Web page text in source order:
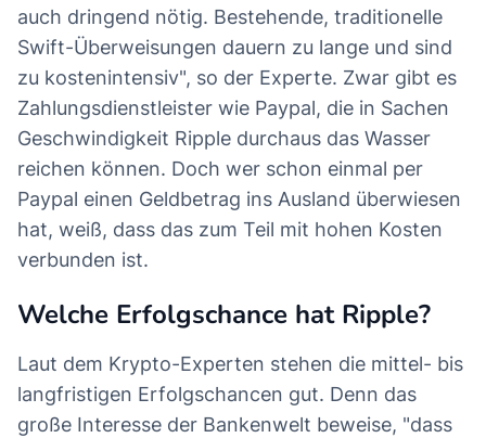
auch dringend nötig. Bestehende, traditionelle
Swift-Überweisungen dauern zu lange und sind
zu kostenintensiv", so der Experte. Zwar gibt es
Zahlungsdienstleister wie Paypal, die in Sachen
Geschwindigkeit Ripple durchaus das Wasser
reichen können. Doch wer schon einmal per
Paypal einen Geldbetrag ins Ausland überwiesen
hat, weiß, dass das zum Teil mit hohen Kosten
verbunden ist.
Welche Erfolgschance hat Ripple?
Laut dem Krypto-Experten stehen die mittel- bis
langfristigen Erfolgschancen gut. Denn das
große Interesse der Bankenwelt beweise, "dass